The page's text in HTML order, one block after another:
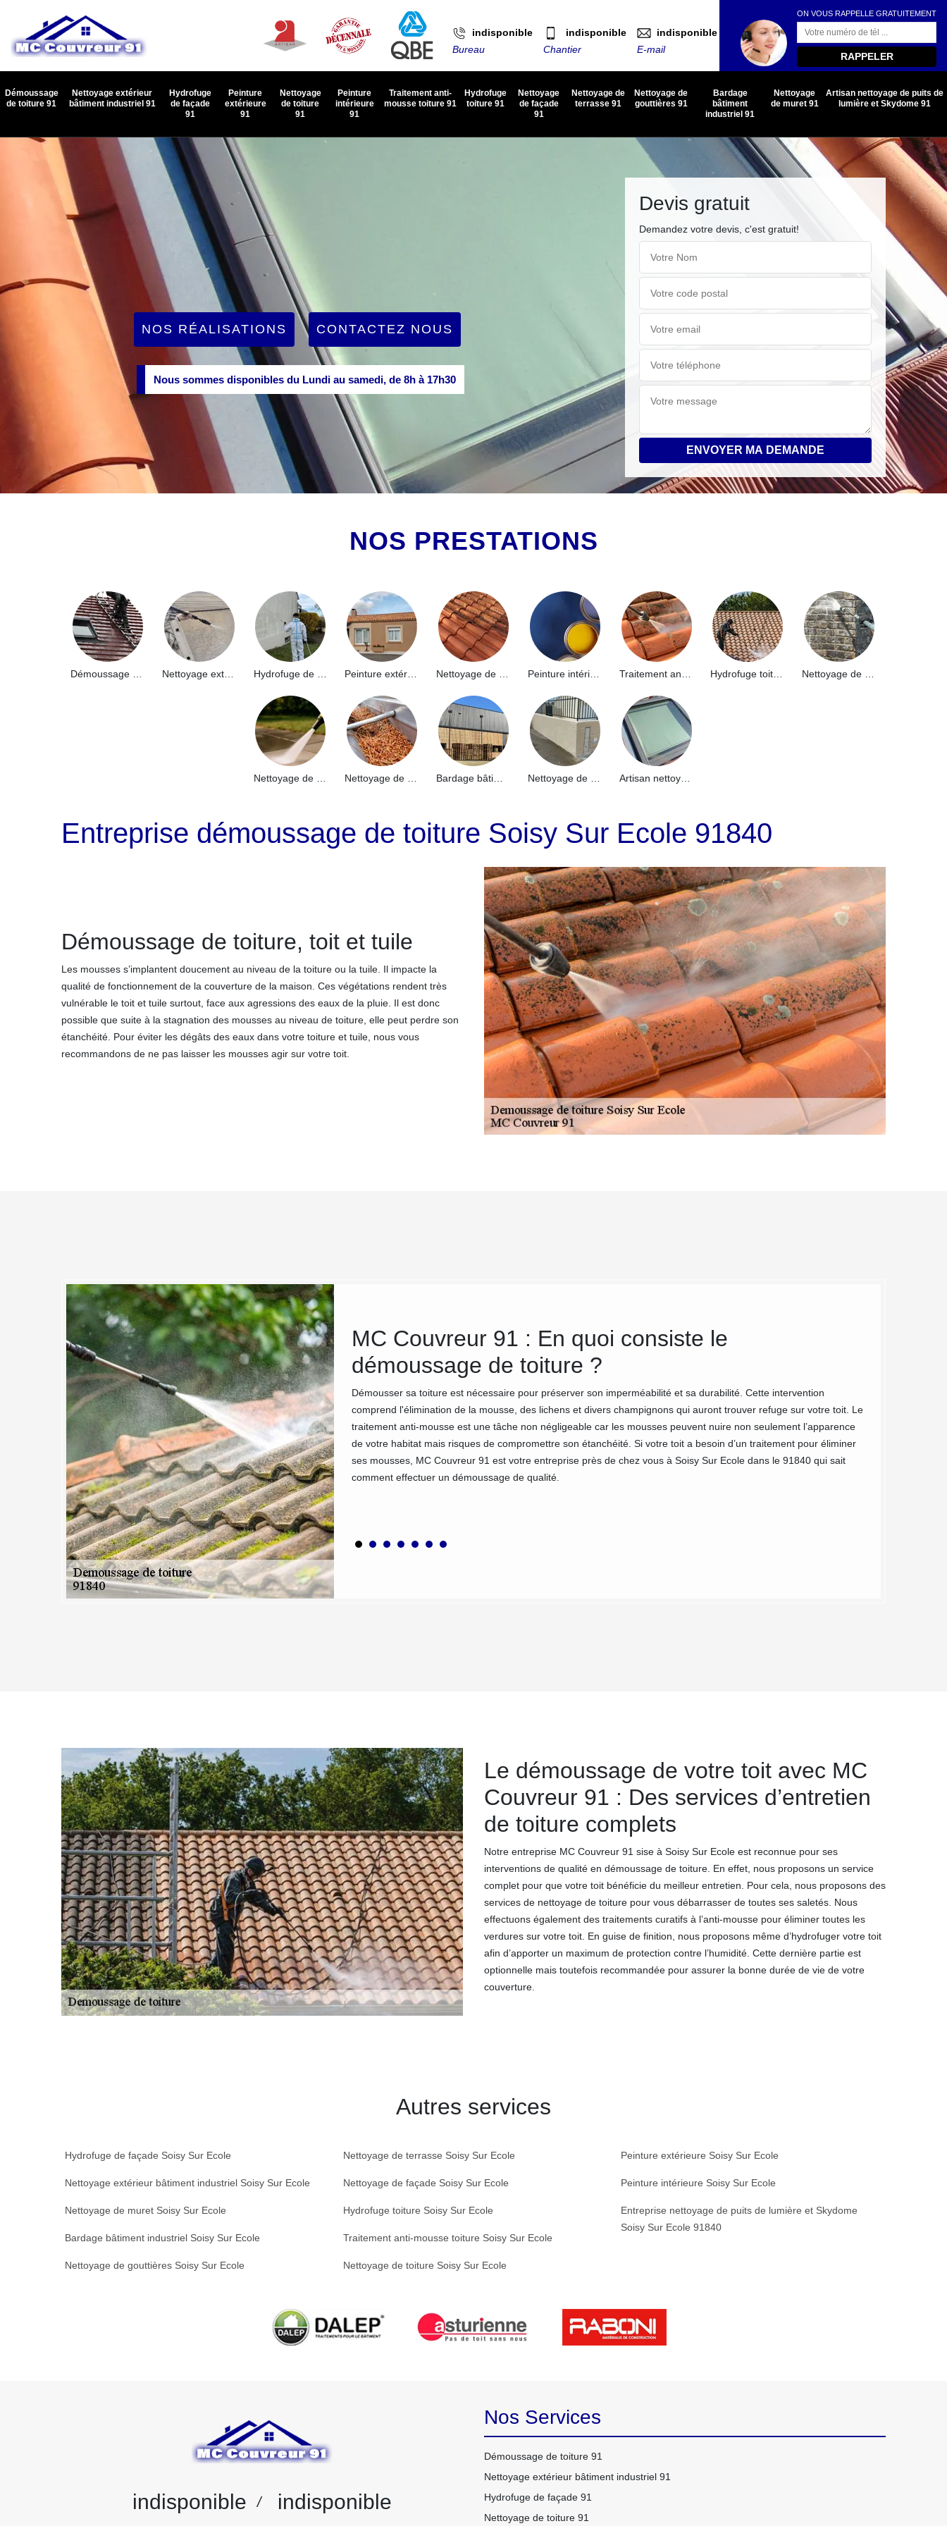
indisponible
Bureau
indisponible
Chantier
indisponible
E-mail
ON VOUS RAPPELLE GRATUITEMENT
Démoussage
de toiture 91
Nettoyage extérieur
bâtiment industriel 91
Hydrofuge
de façade
91
Peinture
extérieure
91
Nettoyage
de toiture
91
Peinture
intérieure
91
Traitement anti-
mousse toiture 91
Hydrofuge
toiture 91
Nettoyage
de façade
91
Nettoyage de
terrasse 91
Nettoyage de
gouttières 91
Bardage
bâtiment
industriel 91
Nettoyage
de muret 91
Artisan nettoyage de puits de
lumière et Skydome 91
NOS RÉALISATIONS CONTACTEZ NOUS
Nous sommes disponibles du Lundi au samedi, de 8h à 17h30
Devis gratuit
Demandez votre devis, c'est gratuit!
NOS PRESTATIONS
Nettoyage extérieur bâtiment industriel 91 Peinture intérieure 91
Artisan nettoyage de puits de lumière et Skydome 91
Entreprise démoussage de toiture Soisy Sur Ecole 91840
Démoussage de toiture, toit et tuile
Les mousses s’implantent doucement au niveau de la toiture ou la tuile. Il impacte la
qualité de fonctionnement de la couverture de la maison. Ces végétations rendent très
vulnérable le toit et tuile surtout, face aux agressions des eaux de la pluie. Il est donc
possible que suite à la stagnation des mousses au niveau de toiture, elle peut perdre son
étanchéité. Pour éviter les dégâts des eaux dans votre toiture et tuile, nous vous
recommandons de ne pas laisser les mousses agir sur votre toit.
: Des années d’expérience dans
de toiture
dans le domaine de l’entretien de la toiture et notamment en
donc compter sur nous pour éliminer efficacement les mousses qui
su satisfaire nos divers clients, particuliers comme grandes
sur-mesure en démoussage de toiture. En effet, nous sommes aptes à
le type de toiture à démousser, les matériaux à travailler, l’étendue de
bâtiment, nous sommes les plus à même de répondre à votre besoin. Si
nous dès aujourd’hui.
MC Couvreur 91 : En quoi consiste le
démoussage de toiture ?
Démousser sa toiture est nécessaire pour préserver son imperméabilité et sa durabilité. Cette intervention
comprend l'élimination de la mousse, des lichens et divers champignons qui auront trouver refuge sur votre toit. Le
traitement anti-mousse est une tâche non négligeable car les mousses peuvent nuire non seulement l’apparence
de votre habitat mais risques de compromettre son étanchéité. Si votre toit a besoin d’un traitement pour éliminer
ses mousses, MC Couvreur 91 est votre entreprise près de chez vous à Soisy Sur Ecole dans le 91840 qui sait
comment effectuer un démoussage de qualité.
Le démoussage de votre toit avec MC
Couvreur 91 : Des services d’entretien
de toiture complets
Notre entreprise MC Couvreur 91 sise à Soisy Sur Ecole est reconnue pour ses
interventions de qualité en démoussage de toiture. En effet, nous proposons un service
complet pour que votre toit bénéficie du meilleur entretien. Pour cela, nous proposons des
services de nettoyage de toiture pour vous débarrasser de toutes ses saletés. Nous
effectuons également des traitements curatifs à l’anti-mousse pour éliminer toutes les
verdures sur votre toit. En guise de finition, nous proposons même d’hydrofuger votre toit
afin d’apporter un maximum de protection contre l’humidité. Cette dernière partie est
optionnelle mais toutefois recommandée pour assurer la bonne durée de vie de votre
couverture.
Autres services
Hydrofuge de façade Soisy Sur Ecole
Nettoyage extérieur bâtiment industriel Soisy Sur Ecole
Nettoyage de muret Soisy Sur Ecole
Bardage bâtiment industriel Soisy Sur Ecole
Nettoyage de gouttières Soisy Sur Ecole
Nettoyage de terrasse Soisy Sur Ecole
Nettoyage de façade Soisy Sur Ecole
Hydrofuge toiture Soisy Sur Ecole
Traitement anti-mousse toiture Soisy Sur Ecole
Nettoyage de toiture Soisy Sur Ecole
Peinture extérieure Soisy Sur Ecole
Peinture intérieure Soisy Sur Ecole
Entreprise nettoyage de puits de lumière et Skydome
Soisy Sur Ecole 91840
indisponible / indisponible
Nos Services
Démoussage de toiture 91
Nettoyage extérieur bâtiment industriel 91
Hydrofuge de façade 91
Nettoyage de toiture 91